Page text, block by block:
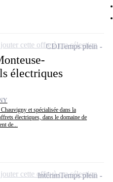
électriques
et spécialisée dans la
électriques, dans le domaine de
de...
CDITemps plein
cette offre à ma sélection
IntérimTemps plein
cette offre à ma sélection